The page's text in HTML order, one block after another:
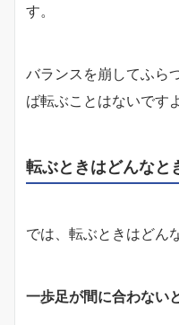
す。
バランスを崩してふら
ば転ぶことはないです
転ぶときはどんなと
では、転ぶときはどん
一歩足が間に合わない